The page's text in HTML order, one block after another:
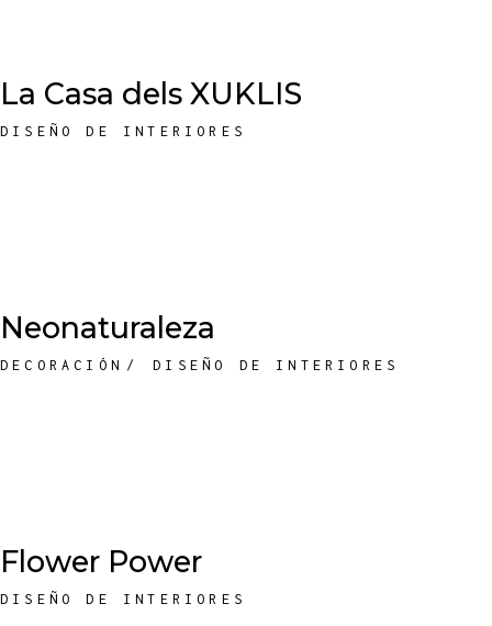
La Casa dels XUKLIS
DISEÑO DE INTERIORES
Neonaturaleza
DECORACIÓN DISEÑO DE INTERIORES
Flower Power
DISEÑO DE INTERIORES